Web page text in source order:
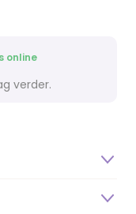
online
verder.